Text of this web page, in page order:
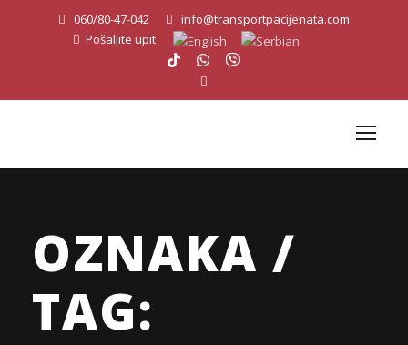
060/80-47-042
info@transportpacijenata.com
Pošaljite upit
OZNAKA /
TAG: